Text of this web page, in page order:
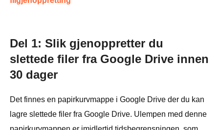
Del 1: Slik gjenoppretter du
slettede filer fra Google Drive innen
30 dager
Det finnes en papirkurvmappe i Google Drive der du kan
lagre slettede filer fra Google Drive. Ulempen med denne